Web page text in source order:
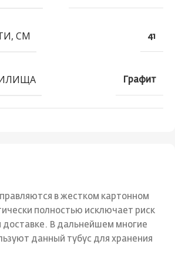
в жестком картонном
полностью исключает риск
доставке. В дальнейшем многие
данный тубус для хранения
СМ 41
Графит